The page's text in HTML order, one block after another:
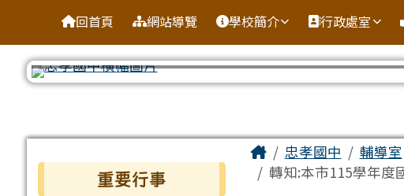
台南市忠孝國中
導覽列回首頁 網站導覽 學校簡介 行政處室
左邊區域內容
重要行事
主內容區域
Home忠孝國中 輔導室
轉知:本市115學年度
頁尾區域